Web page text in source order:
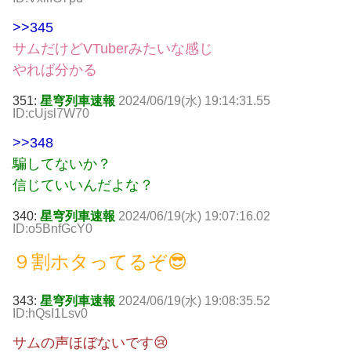
>>345
サムだけどVTuberみたいな感じ
やれば分かる
351: 星穹列車速報 2024/06/19(水) 19:14:31.55
ID:cUjsl7W70
>>348
騙してないか？
信じていいんだよな？
340: 星穹列車速報 2024/06/19(水) 19:07:16.02
ID:o5BnfGcY0
９割ホタってるぞ😎
343: 星穹列車速報 2024/06/19(水) 19:08:35.52
ID:hQsI1Lsv0
サムの声ほぼないです😢